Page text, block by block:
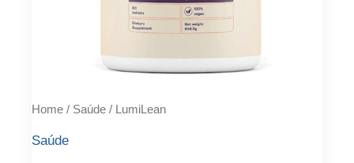
Home / Saúde / LumiLean
Saúde